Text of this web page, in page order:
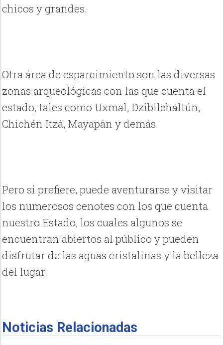
chicos y grandes.
Otra área de esparcimiento son las diversas
zonas arqueológicas con las que cuenta el
estado, tales como Uxmal, Dzibilchaltún,
Chichén Itzá, Mayapán y demás.
Pero si prefiere, puede aventurarse y visitar
los numerosos cenotes con los que cuenta
nuestro Estado, los cuales algunos se
encuentran abiertos al público y pueden
disfrutar de las aguas cristalinas y la belleza
del lugar.
Noticias Relacionadas